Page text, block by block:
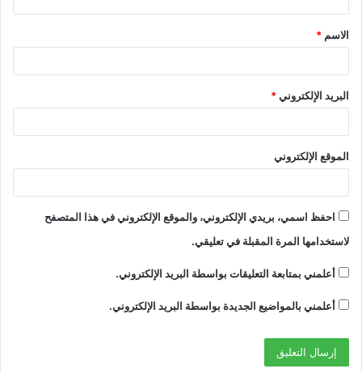
ق
*
الاسم *
البريد الإلكتروني*
الموقع الإلكتروني
احفظ اسمي، بريدي الإلكتروني، والموقع الإلكتروني في هذا المتصفح
لاستخدامها المرة المقبلة في تعليقي.
أعلمني بمتابعة التعليقات بواسطة البريد الإلكتروني.
أعلمني بالمواضيع الجديدة بواسطة البريد الإلكتروني.